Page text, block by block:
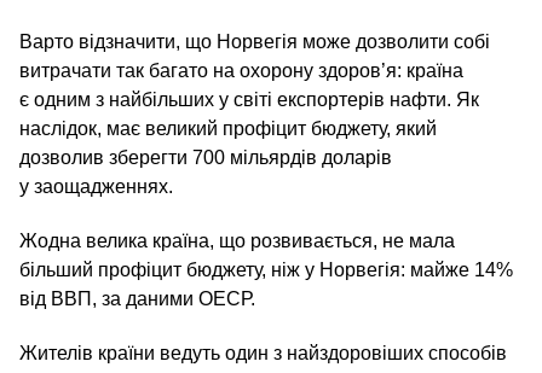
Варто відзначити, що Норвегія може дозволити собі
витрачати так багато на охорону здоров’я: країна
є одним з найбільших у світі експортерів нафти. Як
наслідок, має великий профіцит бюджету, який
дозволив зберегти 700 мільярдів доларів
у заощадженнях.
Жодна велика країна, що розвивається, не мала
більший профіцит бюджету, ніж у Норвегія: майже 14%
від ВВП, за даними ОЕСР.
Жителів країни ведуть один з найздоровіших способів